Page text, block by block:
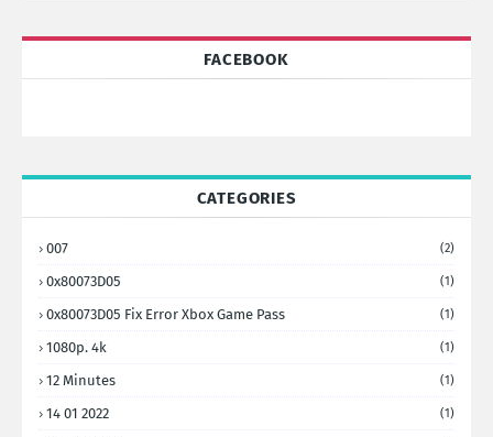
FACEBOOK
CATEGORIES
007 (2)
0x80073D05 (1)
0x80073D05 Fix Error Xbox Game Pass (1)
1080p. 4k (1)
12 Minutes (1)
14 01 2022 (1)